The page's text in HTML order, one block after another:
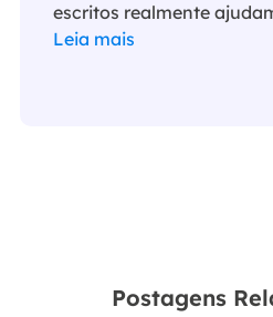
escritos realmente
gostem de sua estadia no
Leia mais
Postagens